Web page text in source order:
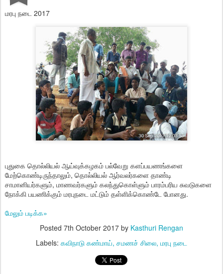
மரபு நடை 2017
புதுகை தொல்லியல் ஆய்வுக்கழகம் பல்வேறு களப்பயணங்களை
மேற்கொண்டிருந்தாலும், தொல்லியல் ஆர்வலர்களை தாண்டி
சாமானியர்களும், மாணவர்களும் கலந்துகொள்ளும் பாரம்பரிய சுவடுகளை
நோக்கி பயணிக்கும் மரபுநடை மட்டும் தள்ளிக்கொண்டே போனது.
மேலும் படிக்க»
Posted 7th October 2017 by Kasthuri Rengan
Labels: கவிநாடு கண்மாய் சமணச் சிலை மரபு நடை